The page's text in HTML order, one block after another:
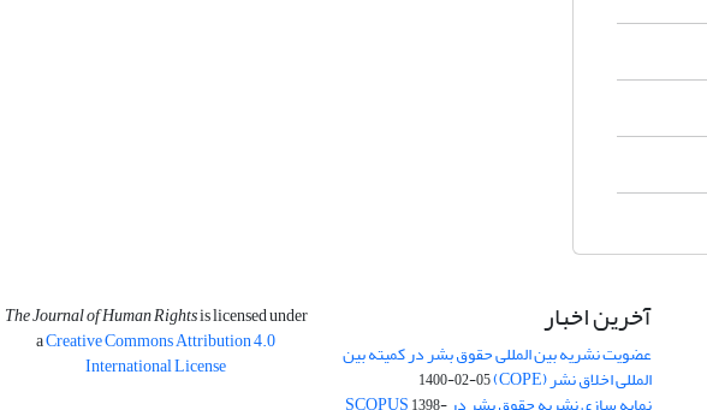
آخرین اخبار
عضویت نشریه بین المللی حقوق بشر در کمیته بین
المللی اخلاق نشر (COPE) 1400-02-05
The Journal of Human Rightsis licensed under
aCreative Commons Attribution 4.0
International License